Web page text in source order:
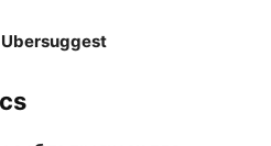
Ubersuggest